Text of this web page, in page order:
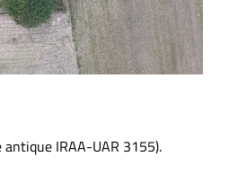
IRAA-UAR 3155).